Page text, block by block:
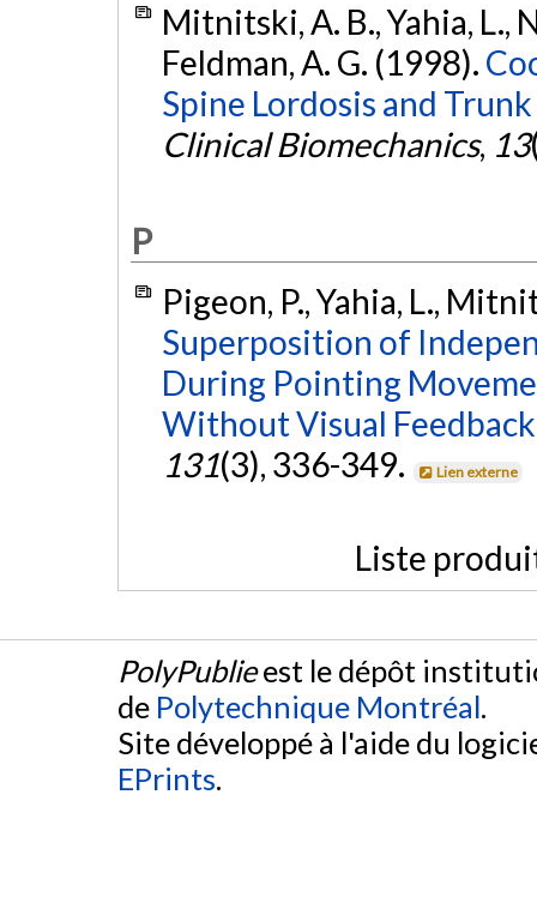
Mitnitski, A. B., Yahia, L.,
Feldman, A. G. (1998).
Spine Lordosis and
Clinical Biomechanics, 13
P
Pigeon, P., Yahia, L.,
Superposition of
During Pointing
Without Visual
131(3), 336-349. Lien externe
Liste
PolyPublieest le dépôt
de Polytechnique Montréal.
Site développé à l'aide du
EPrints.